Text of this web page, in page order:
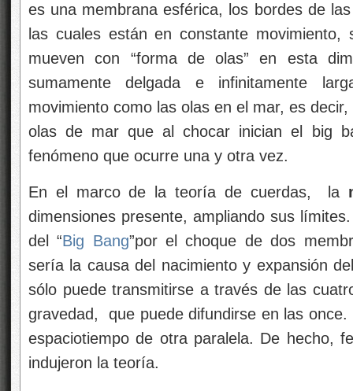
es una membrana esférica, los bordes de
las cuales están en constante
mueven con “forma de olas” en esta
sumamente delgada e infinitamente
movimiento como las olas en el mar, es
olas de mar que al chocar inician el big
fenómeno que ocurre una y otra vez.
En el marco de la teoría de cuerdas, la
dimensiones presente, ampliando sus
del “Big Bang”por el choque de dos
sería la causa del nacimiento y expansión
sólo puede transmitirse a través de las
gravedad, que puede difundirse en las
espaciotiempo de otra paralela. De hecho,
indujeron la teoría.